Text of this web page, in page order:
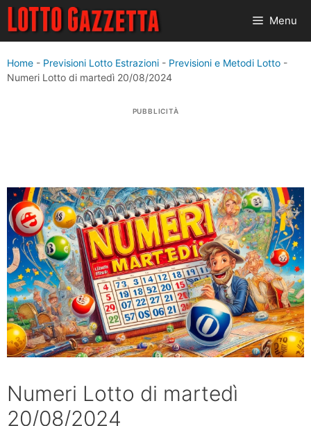
Vai
contenuto
Menu
Home - Previsioni Lotto Estrazioni - Previsioni e Metodi Lotto -
Numeri Lotto di martedì 20/08/2024
PUBBLICITÀ
Numeri Lotto di martedì
20/08/2024